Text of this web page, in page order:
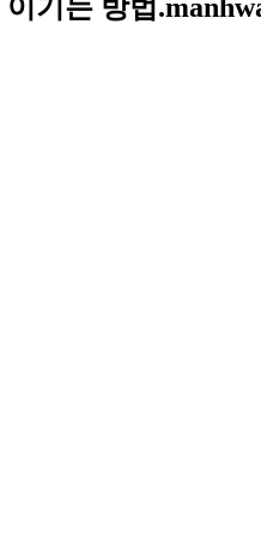
기는 방법